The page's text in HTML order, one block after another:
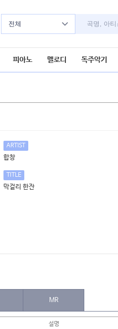
전체
피아노 멜로디 독주악기
ARTIST
합창
TITLE
막걸리 한잔
MR
설명